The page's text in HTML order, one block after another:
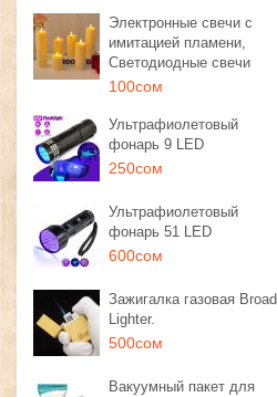
Электронные свечи с
имитацией пламени,
Светодиодные свечи
100сом
Ультрафиолетовый
фонарь 9 LED
250сом
Ультрафиолетовый
фонарь 51 LED
600сом
Зажигалка газовая Broad
Lighter.
500сом
Вакуумный пакет для